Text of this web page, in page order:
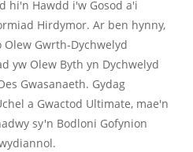
hi'n Hawdd i'w Gosod a'i
Hirdymor. Ar ben hynny,
Gwrth-Dychwelyd
yw Olew Byth yn Dychwelyd
Gwasanaeth. Gydag
a Gwactod Ultimate, mae'n
sy'n Bodloni Gofynion